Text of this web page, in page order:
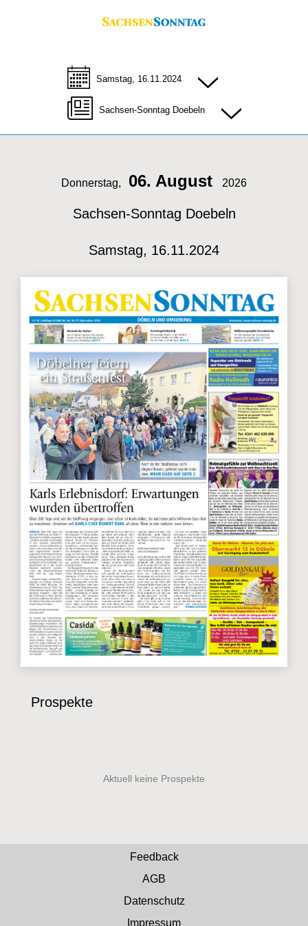
Samstag, 16.11.2024
Sachsen-Sonntag Doebeln
Donnerstag, 06. August 2026
Sachsen-Sonntag Doebeln
Samstag, 16.11.2024
Prospekte
Feedback
AGB
Datenschutz
Impressum